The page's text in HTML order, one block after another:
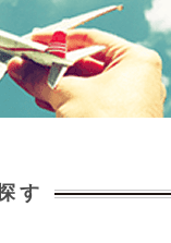
す